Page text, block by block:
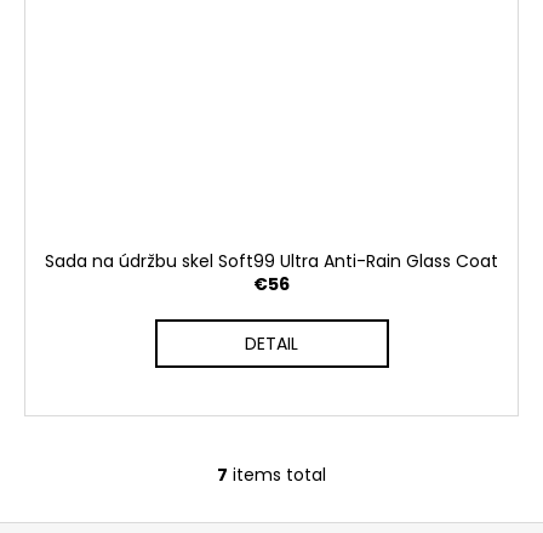
Sada na údržbu skel Soft99 Ultra Anti-Rain Glass Coat
€56
DETAIL
L
i
7 items total